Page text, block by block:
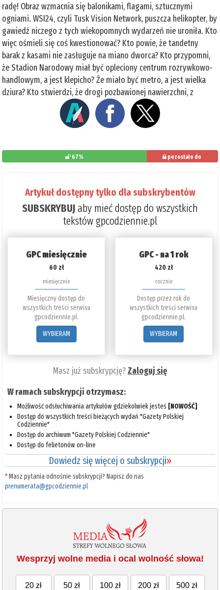
radę! Obraz wzmacnia się balonikami, flagami, sztucznymi
ogniami. WSI24, czyli Tusk Vision Network, puszcza helikopter, by
gawiedź niczego z tych wiekopomnych wydarzeń nie uroniła. Kto
więc ośmieli się coś kwestionować? Kto powie, że tandetny
barak z kasami nie zasługuje na miano dworca? Kto przypomni,
że Stadion Narodowy miał być opleciony centrum rozrywkowo-
handlowym, a jest klepicho? Że miało być metro, a jest wielka
dziura? Kto stwierdzi, że drogi pozbawionej nawierzchni, z
67%
pozostało do
Artykuł dostępny tylko dla subskrybentów
SUBSKRYBUJaby mieć dostęp do wszystkich
tekstów gpcodziennie.pl
GPC miesięcznie
60 zł
miesięcznie
Miesięczny dostęp do
wszystkich treści serwisu
gpcodziennie.pl.
WYBIERAM
GPC - na 1 rok
420 zł
rocznie
Dostęp przez rok do
wszystkich treści serwisu
gpcodziennie.pl.
WYBIERAM
Masz już subskrypcję?Zaloguj się
W ramach subskrypcji otrzymasz:
Możliwość odsłuchiwania artykułów gdziekolwiek jesteś [NOWOŚĆ]
Dostęp do wszystkich treści bieżących wydań "Gazety Polskiej
Codziennie"
Dostęp do archiwum "Gazety Polskiej Codziennie"
Dostęp do felietonów on-line
Dowiedz się więcej o subskrypcji»
*Masz pytania odnośnie subskrypcji? Napisz do nas
prenumerata@gpcodziennie.pl
Wesprzyj wolne media i ocal wolność słowa!
20 zł 50 zł 100 zł 200 zł 500 zł